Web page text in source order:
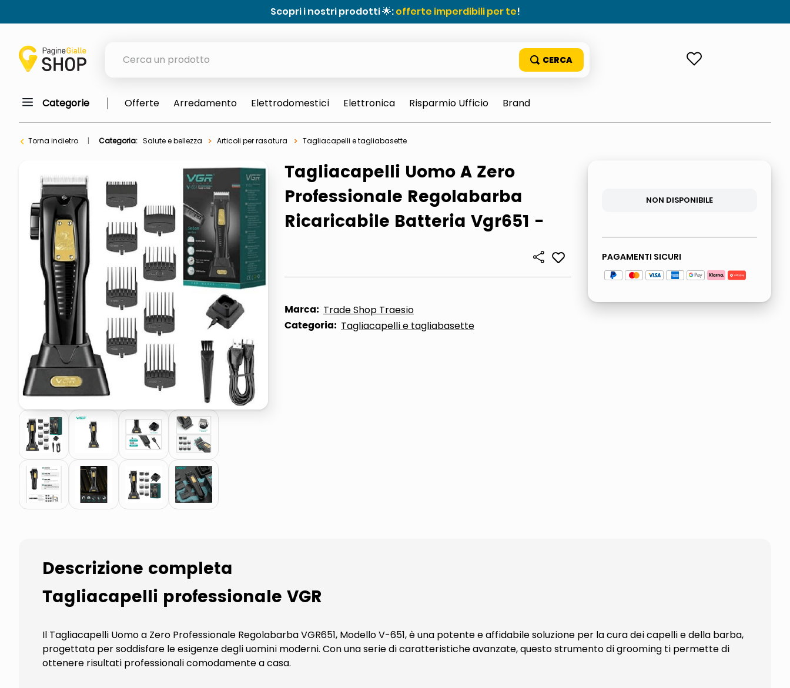
Scopri i nostri prodotti 🌟:offerte imperdibili per te!
meme
ombrelloni
italia independent occhiali sole 0703 thin rotondo sun
lucidatrice pavimenti
elenco telefonico
pattumiera raccolta differenziata
asciuga capelli spazzola
Categorie Offerte Arredamento Elettrodomestici Elettronica Risparmio Ufficio Brand
Torna indietro Categoria: Salute e bellezza Articoli per rasatura Tagliacapelli e tagliabasette
Tagliacapelli Uomo A Zero
Professionale Regolabarba
Ricaricabile Batteria Vgr651 -
Marca: Trade Shop Traesio
Categoria: Tagliacapelli e tagliabasette
NON DISPONIBILE
PAGAMENTI SICURI
Descrizione completa
Tagliacapelli professionale VGR
Il Tagliacapelli Uomo a Zero Professionale Regolabarba VGR651, Modello V-651, è una potente e affidabile soluzione per la cura dei capelli e della barba,
progettata per soddisfare le esigenze degli uomini moderni. Con una serie di caratteristiche avanzate, questo strumento di grooming ti permette di
ottenere risultati professionali comodamente a casa.